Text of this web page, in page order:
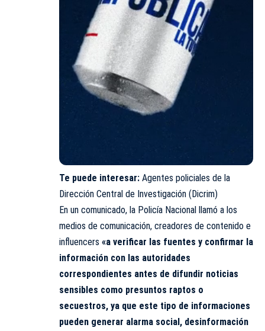
Te puede interesar: Agentes policiales de la
Dirección Central de Investigación (Dicrim)
En un comunicado, la Policía Nacional llamó a los
medios de comunicación, creadores de contenido e
influencers «a verificar las fuentes y confirmar la
información con las autoridades
correspondientes antes de difundir noticias
sensibles como presuntos raptos o
secuestros, ya que este tipo de informaciones
pueden generar alarma social, desinformación